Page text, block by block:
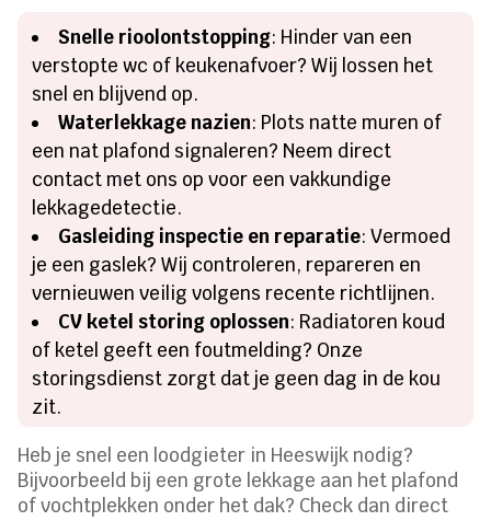
Snelle rioolontstopping: Hinder van een
verstopte wc of keukenafvoer? Wij lossen het
snel en blijvend op.
Waterlekkage nazien: Plots natte muren of
een nat plafond signaleren? Neem direct
contact met ons op voor een vakkundige
lekkagedetectie.
Gasleiding inspectie en reparatie: Vermoed
je een gaslek? Wij controleren, repareren en
vernieuwen veilig volgens recente richtlijnen.
CV ketel storing oplossen: Radiatoren koud
of ketel geeft een foutmelding? Onze
storingsdienst zorgt dat je geen dag in de kou
zit.
Heb je snel een loodgieter in Heeswijk nodig?
Bijvoorbeeld bij een grote lekkage aan het plafond
of vochtplekken onder het dak? Check dan direct